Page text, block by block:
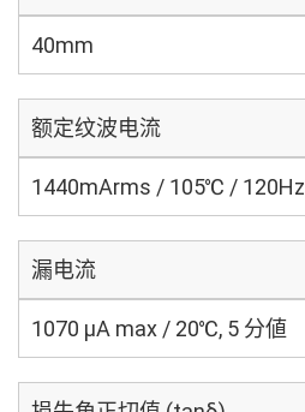
40mm
额定纹波电流
1440mArms / 105℃ / 120Hz
漏电流
1070 μA max / 20℃, 5 分値